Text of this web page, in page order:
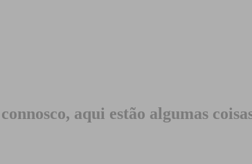
aqui estão algumas